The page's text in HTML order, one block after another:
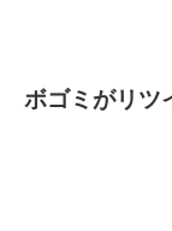
ボゴミがリ